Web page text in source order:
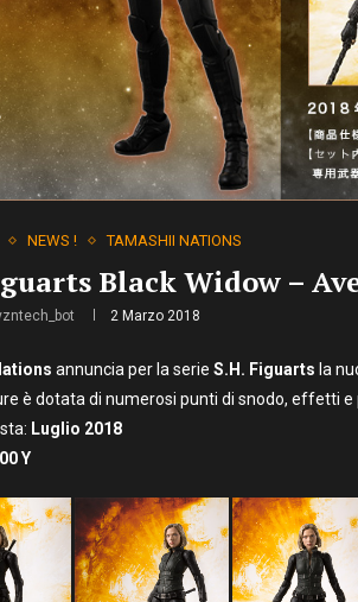
NEWS ! TAMASHII NATIONS
Black Widow –
2 Marzo 2018
annuncia per la serie S.H. Figuarts la
è dotata di numerosi punti di snodo, effetti e
Luglio 2018
Y